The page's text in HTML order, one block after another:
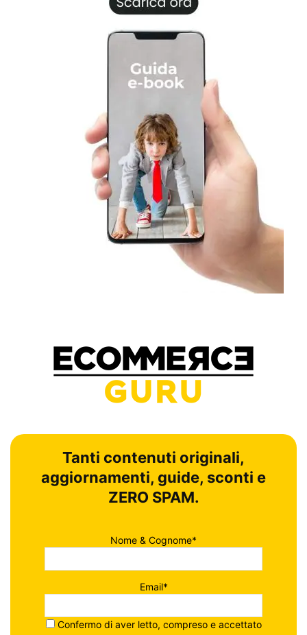
Tanti contenuti originali,
aggiornamenti, guide, sconti e
ZERO SPAM.
Nome & Cognome*
Email*
Confermo di aver letto, compreso e accettato